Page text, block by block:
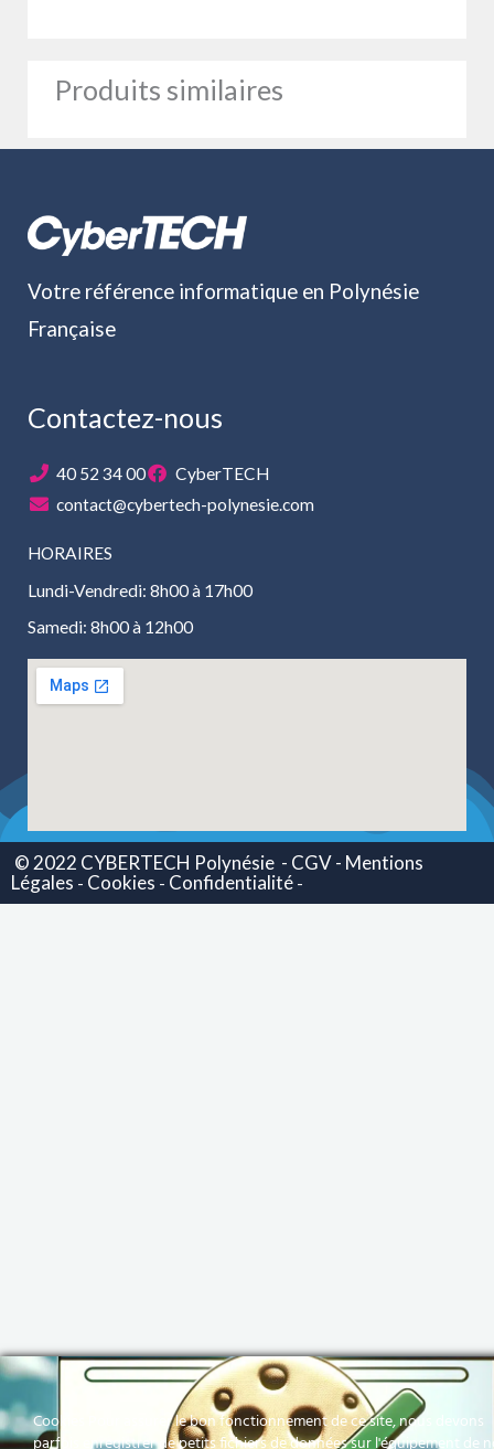
Produits similaires
Votre référence informatique en Polynésie
Française
Contactez-nous
40 52 34 00
CyberTECH
contact@cybertech-polynesie.com
HORAIRES
Lundi-Vendredi: 8h00 à 17h00
Samedi: 8h00 à 12h00
© 2022 CYBERTECH Polynésie - CGV - Mentions
Légales - Cookies - Confidentialité -
Cookies Pour assurer le bon fonctionnement de ce site, nous devons